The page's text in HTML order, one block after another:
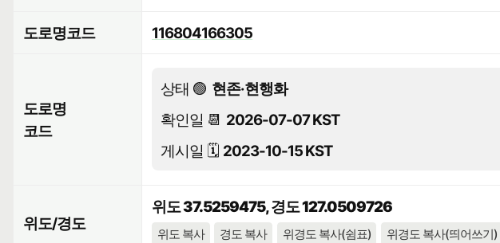
도로명코드 116804166305
도로명
코드
상태 🟢 현존·현행화
확인일 📆 2026-07-07 KST
게시일 🗓️ 2023-10-15 KST
위도/경도
위도 37.5259475, 경도 127.0509726
위도 복사 경도 복사 위경도 복사(쉼표) 위경도 복사(띄어쓰기)